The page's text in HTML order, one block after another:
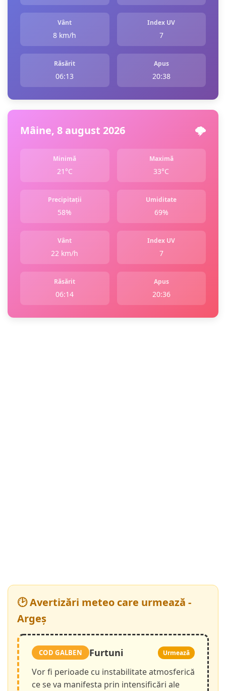
Vânt
8 km/h
Index UV
7
Răsărit
06:13
Apus
20:38
Mâine, 8 august 2026 🌩️
Minimă
21°C
Maximă
33°C
Precipitații
58%
Umiditate
69%
Vânt
22 km/h
Index UV
7
Răsărit
06:14
Apus
20:36
🕑 Avertizări meteo care urmează -
Argeș
COD GALBEN Furtuni Urmează
Vor fi perioade cu instabilitate atmosferică
ce se va manifesta prin intensificări ale